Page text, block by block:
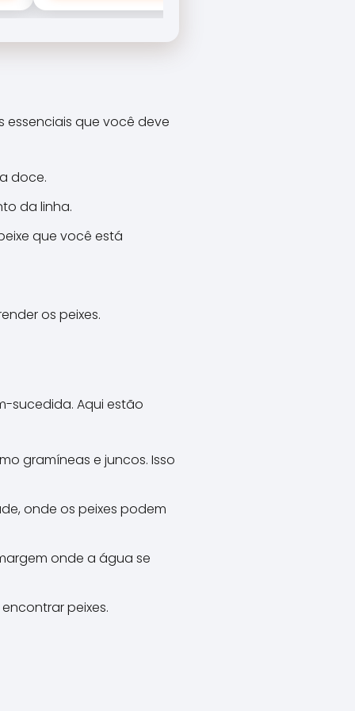
essenciais que você deve
doce.
da linha.
que você está
os peixes.
sucedida. Aqui estão
gramíneas e juncos. Isso
onde os peixes podem
onde a água se
peixes.